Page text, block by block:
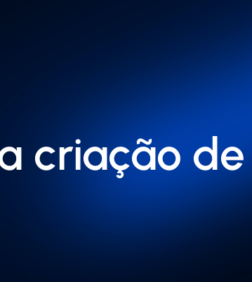
criação de